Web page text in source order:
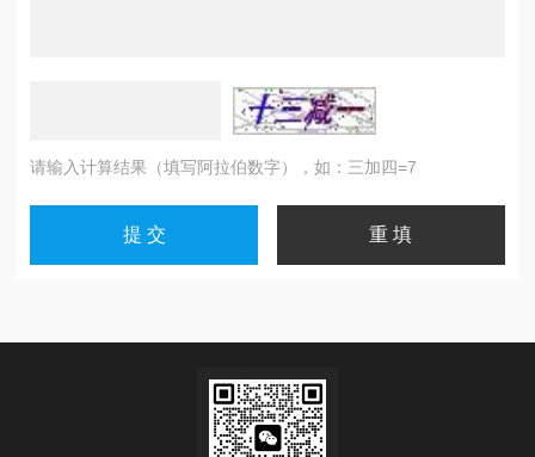
请输入计算结果（填写阿拉伯数字），如：三加四=7